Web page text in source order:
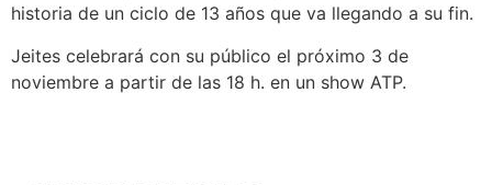
historia de un ciclo de 13 años que va llegando a su fin.
Jeites celebrará con su público el próximo 3 de
noviembre a partir de las 18 h. en un show ATP.